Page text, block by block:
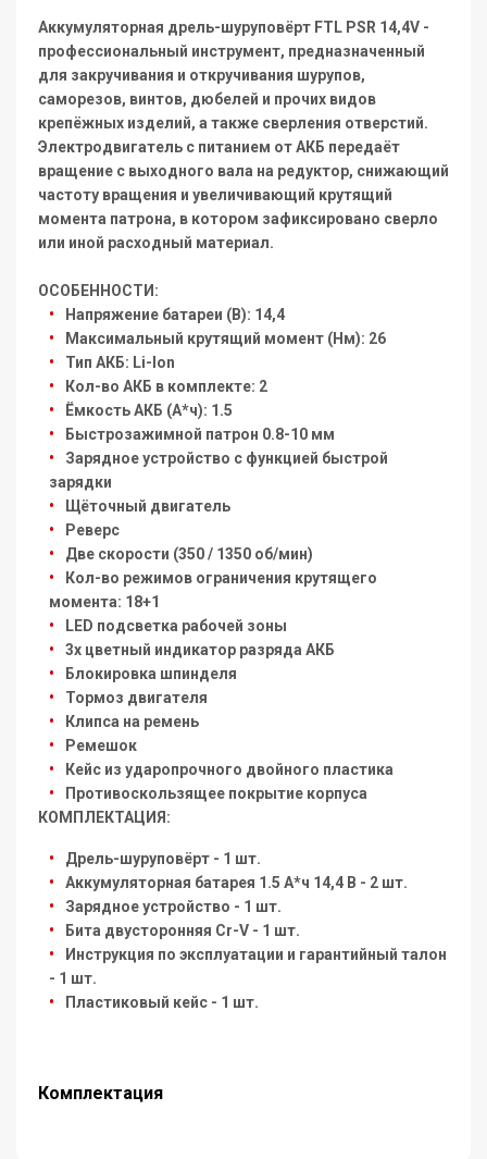
Аккумуляторная дрель-шуруповёрт FTL PSR 14,4V -
профессиональный инструмент, предназначенный
для закручивания и откручивания шурупов,
саморезов, винтов, дюбелей и прочих видов
крепёжных изделий, а также сверления отверстий.
Электродвигатель с питанием от АКБ передаёт
вращение с выходного вала на редуктор, снижающий
частоту вращения и увеличивающий крутящий
момента патрона, в котором зафиксировано сверло
или иной расходный материал.
ОСОБЕННОСТИ:
Напряжение батареи (В): 14,4
Максимальный крутящий момент (Нм): 26
Тип АКБ: Li-Ion
Кол-во АКБ в комплекте: 2
Ёмкость АКБ (А*ч): 1.5
Быстрозажимной патрон 0.8-10 мм
Зарядное устройство с функцией быстрой
зарядки
Щёточный двигатель
Реверс
Две скорости (350 / 1350 об/мин)
Кол-во режимов ограничения крутящего
момента: 18+1
LED подсветка рабочей зоны
3х цветный индикатор разряда АКБ
Блокировка шпинделя
Тормоз двигателя
Клипса на ремень
Ремешок
Кейс из ударопрочного двойного пластика
Противоскользящее покрытие корпуса
КОМПЛЕКТАЦИЯ:
Дрель-шуруповёрт - 1 шт.
Аккумуляторная батарея 1.5 А*ч 14,4 В - 2 шт.
Зарядное устройство - 1 шт.
Бита двусторонняя Cr-V - 1 шт.
Инструкция по эксплуатации и гарантийный талон
- 1 шт.
Пластиковый кейс - 1 шт.
Комплектация